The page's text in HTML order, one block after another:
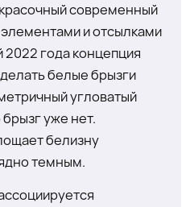
современный
и отсылками
2022 года концепция
белые брызги
угловатый
уже нет.
белизну
темным.